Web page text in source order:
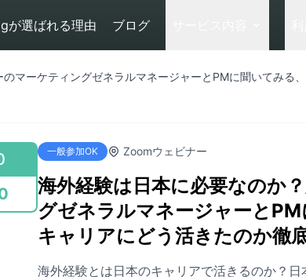
が選ばれる理由 ブログ
マーケティングゼネラルマネージャーとPMに聞いてみる
一般参加OK Zoomウェビナー
海外経験は日本に必要なのか
グゼネラルマネージャーと
キャリアにどう活きたのか徹
海外経験とは日本のキャリアで活きるのか？